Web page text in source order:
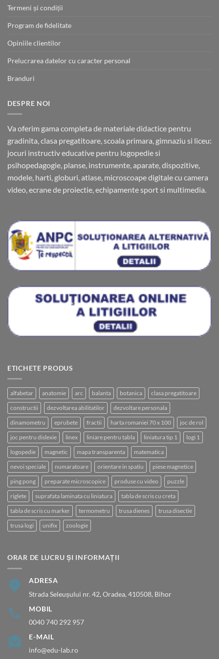
Termeni și condiții
Program de fidelitate
Opiniile clientilor
Prelucrarea datelor cu caracter personal
Branduri
DESPRE NOI
Va oferim gama completa de materiale didactice pentru
gradinita, clasa pregatitoare, scoala primara, gimnaziu si liceu:
jocuri instructiv educative pentru logopedie si
psihopedagogie, planse, instrumente, aparate, dispozitive,
modele, harti, globuri, atlase, microscoape digitale cu camera
video, ecrane de proiectie, echipamente sport si multimedia.
ETICHETE PRODUS
alfabetar anatomie arc balanta botanica clasa pregatitoare
constructii dezvoltarea abilitatilor dezvoltare personala
dinamometru eprubete fractii harta romaniei 70 x 100 joc de rol
joc pentru dislexie linex liniare pentru tabla liniatura tip 1 logi 1
logopedie magnetic mapa transparenta matematica
nevoi speciale numaratoare orientare in spatiu piese magnetice
ping pong preparate microscopice produse cu video puzzle
riglete suprafata laminata cu liniatura tabla de scris cu creta
tabla de scris cu marker termometru trusa dienes trusa disectie
trusa logi unifix zoologie
ORAR DE LUCRU ȘI INFORMAȚII
ADRESA
Strada Seleușului nr. 42, Oradea, 410508, Bihor
MOBIL
0040 740 292 957
E-MAIL
info@edu-lab.ro